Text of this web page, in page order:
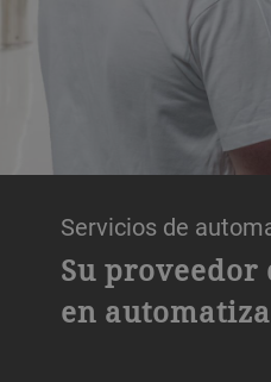
Servicios de
Su proveedor
en